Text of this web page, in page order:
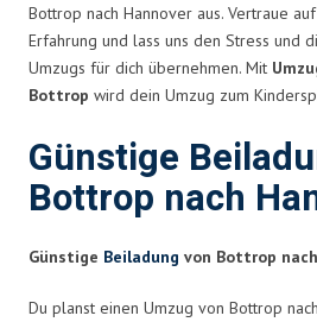
Bottrop nach Hannover aus. Vertraue
Erfahrung und lass uns den Stress und
Umzugs für dich übernehmen. Mit
Bottrop wird dein Umzug zum
Günstige
Bottrop nach
Günstige Beiladung von Bottrop
Du planst einen Umzug von Bottrop